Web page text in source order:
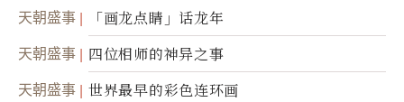
天朝盛事 「画龙点睛」话龙年
天朝盛事 四位相师的神异之事
天朝盛事 世界最早的彩色连环画